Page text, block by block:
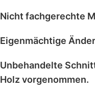
Nicht fachgerechte
Eigenmächtige
Unbehandelte
Holz vorgenommen.